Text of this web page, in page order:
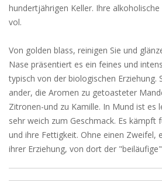
hundertjährigen Keller. Ihre
vol.
Von golden blass, reinigen Sie und
Nase präsentiert es ein feines und
typisch von der biologischen Erziehung.
ander, die Aromen zu getoasteter
Zitronen-und zu Kamille. In Mund ist es
sehr weich zum Geschmack. Es kämpft
und ihre Fettigkeit. Ohne einen Zweifel,
ihrer Erziehung, von dort der